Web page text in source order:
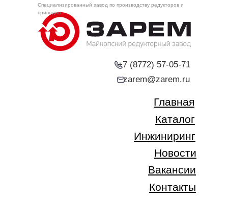
+7 (8772) 57-05-71
Каталог
Инжиниринг
Новости
Главная
Контакты
Вакансии
zarem@zarem.ru
Специализированный завод по производству редукторов и
приводов